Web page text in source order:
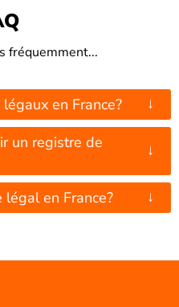
fréquemment...
en France? ↓
un registre de
↓
en France? ↓